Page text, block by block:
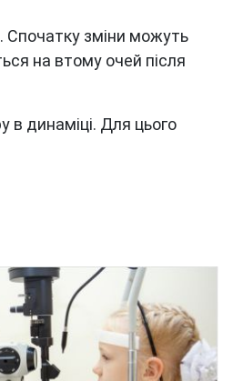
Спочатку зміни можуть
на втому очей після
в динаміці. Для цього